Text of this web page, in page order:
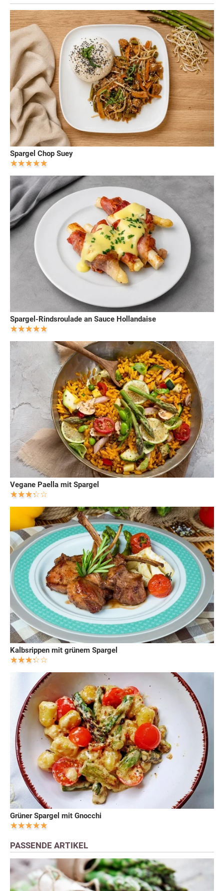
Spargel Chop Suey
Spargel-Rindsroulade an Sauce Hollandaise
Vegane Paella mit Spargel
Kalbsrippen mit grünem Spargel
Grüner Spargel mit Gnocchi
PASSENDE ARTIKEL